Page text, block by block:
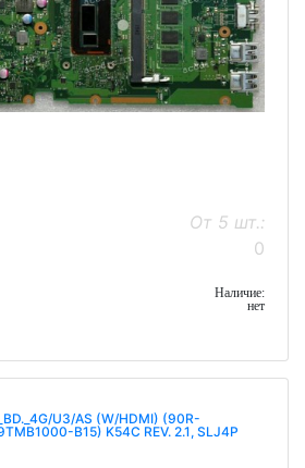
От 5 шт.:
0
Наличие:
нет
U3/AS (W/HDMI) (90R-
B15) K54C REV. 2.1, SLJ4P